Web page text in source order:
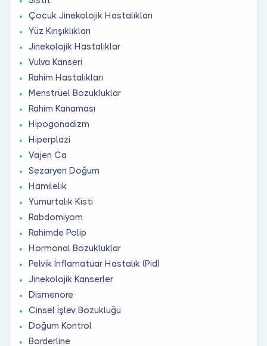
Çocuk Jinekolojik Hastalıkları
Yüz Kırışıklıkları
Jinekolojik Hastalıklar
Vulva Kanseri
Rahim Hastalıkları
Menstrüel Bozukluklar
Rahim Kanaması
Hipogonadizm
Hiperplazi
Vajen Ca
Sezaryen Doğum
Hamilelik
Yumurtalık Kisti
Rabdomiyom
Rahimde Polip
Hormonal Bozukluklar
Pelvik İnflamatuar Hastalık (Pid)
Jinekolojik Kanserler
Dismenore
Cinsel İşlev Bozukluğu
Doğum Kontrol
Borderline